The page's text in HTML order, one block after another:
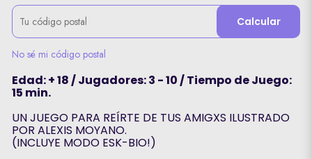
Calcular
No sé mi código postal
Edad: + 18 / Jugadores: 3 - 10 / Tiempo de Juego:
15 min.
UN JUEGO PARA REÍRTE DE TUS AMIGXS ILUSTRADO
POR ALEXIS MOYANO.
(INCLUYE MODO ESK-BIO!)